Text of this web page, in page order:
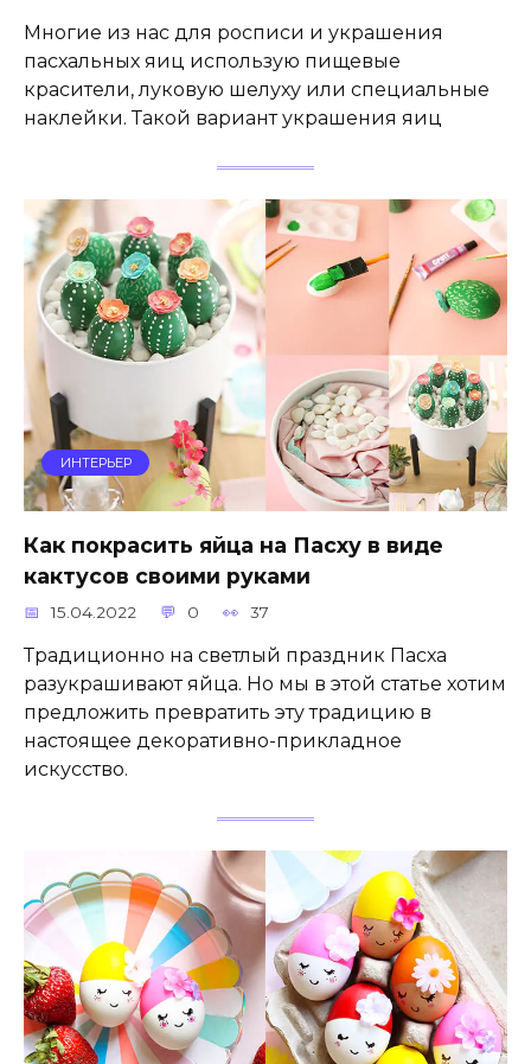
Многие из нас для росписи и украшения
пасхальных яиц использую пищевые
красители, луковую шелуху или специальные
наклейки. Такой вариант украшения яиц
ИНТЕРЬЕР
Как покрасить яйца на Пасху в виде
кактусов своими руками
15.04.2022 0 37
Традиционно на светлый праздник Пасха
разукрашивают яйца. Но мы в этой статье хотим
предложить превратить эту традицию в
настоящее декоративно-прикладное
искусство.